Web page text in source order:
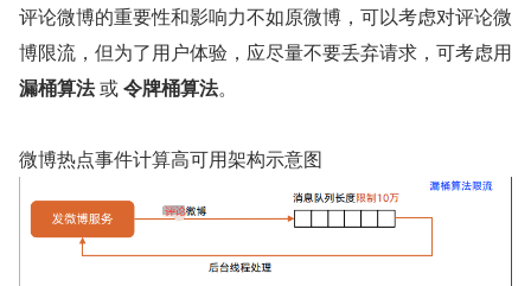
评论微博的重要性和影响力不如原微博，可以考虑对评论微
漏桶算法 或 令牌桶算法。
微博热点事件计算高可用架构示意图